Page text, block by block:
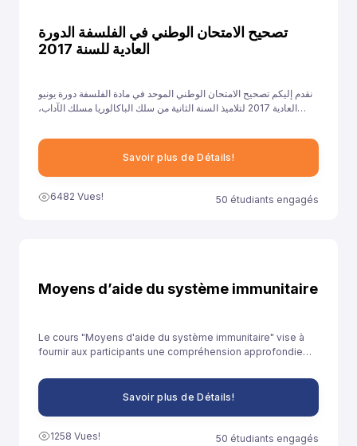
تصحيح الامتحان الوطني في الفلسفة الدورة
العادية للسنة 2017
نقدم إليكم تصحيح الامتحان الوطني الموحد في مادة الفلسفة دورة يونيو
العادية 2017 لتلاميذ السنة الثانية من سلك الباكالوريا مسلك الآداب،
باكالوريا آداب على الاستعداد الجيد لخوض غمار الامتحانات الوطنية
Savoir plus de Détails!
6482 Vues! 50 étudiants engagés
Moyens d’aide du système immunitaire
Le cours "Moyens d'aide du système immunitaire" vise à
fournir aux participants une compréhension approfondie
pour renforcer le système immunitaire et promouvoir la
Savoir plus de Détails!
1258 Vues! 50 étudiants engagés